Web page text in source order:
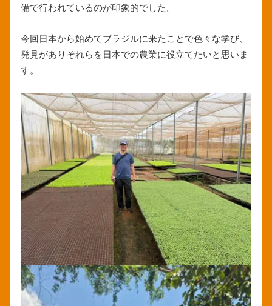
備で行われているのが印象的でした。
今回日本から始めてブラジルに来たことで色々な学び、
発見がありそれらを日本での農業に役立てたいと思いま
す。